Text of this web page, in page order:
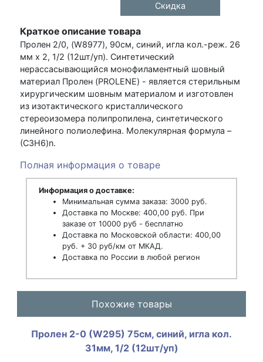
Скидка
Краткое описание товара
Пролен 2/0, (W8977), 90см, синий, игла кол.-реж. 26
мм х 2, 1/2 (12шт/уп). Синтетический
нерассасывающийся монофиламентный шовный
материал Пролен (PROLENE) - является стерильным
хирургическим шовным материалом и изготовлен
из изотактического кристаллического
стереоизомера полипропилена, синтетического
линейного полиолефина. Молекулярная формула –
(С3H6)n.
Полная информация о товаре
Информация о доставке:
Минимальная сумма заказа: 3000 руб.
Доставка по Москве: 400,00 руб. При
заказе от 10000 руб - бесплатно
Доставка по Московской области: 400,00
руб. + 30 руб/км от МКАД.
Доставка по России в любой регион
Похожие товары
Пролен 2-0 (W295) 75см, синий, игла кол.
31мм, 1/2 (12шт/уп)